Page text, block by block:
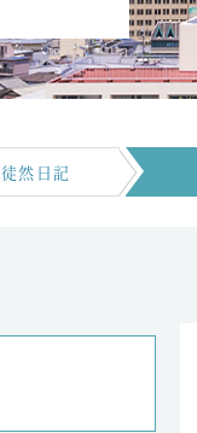
徒然日記